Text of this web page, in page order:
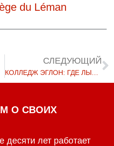
du Léman
СЛЕДУЮЩИЙ
КОЛЛЕДЖ ЭГЛОН: ГДЕ ЛЫЖНЫЕ ГОНКИ — ЭТО БОЛЬШЕ, ЧЕМ ПРОСТО СПОРТ
О СВОИХ
лет работает